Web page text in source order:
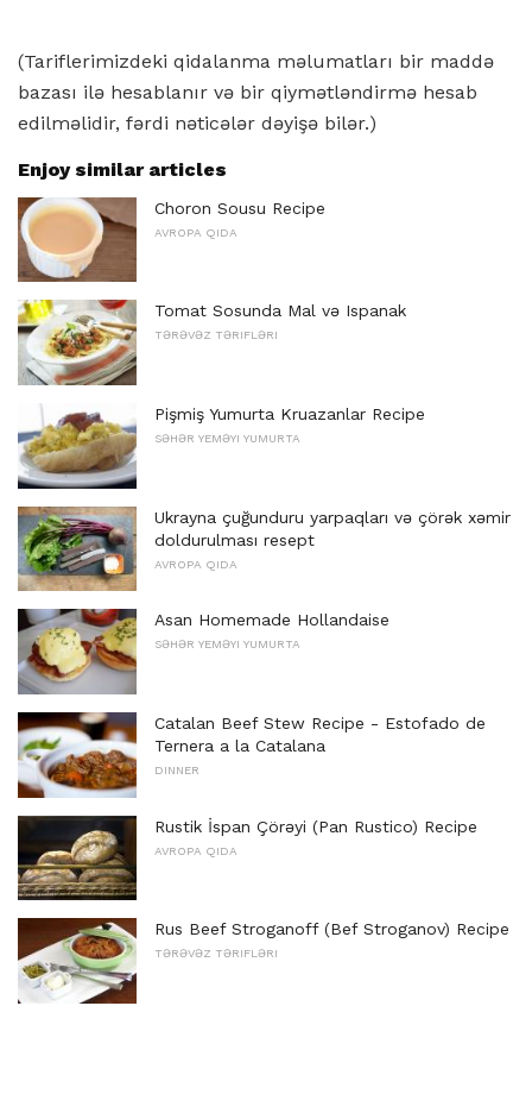
(Tariflerimizdeki qidalanma məlumatları bir maddə
bazası ilə hesablanır və bir qiymətləndirmə hesab
edilməlidir, fərdi nəticələr dəyişə bilər.)
Enjoy similar articles
Choron Sousu Recipe
AVROPA QIDA
Tomat Sosunda Mal və Ispanak
TƏRƏVƏZ TƏRIFLƏRI
Pişmiş Yumurta Kruazanlar Recipe
SƏHƏR YEMƏYI YUMURTA
Ukrayna çuğunduru yarpaqları və çörək xəmir
doldurulması resept
AVROPA QIDA
Asan Homemade Hollandaise
SƏHƏR YEMƏYI YUMURTA
Catalan Beef Stew Recipe - Estofado de
Ternera a la Catalana
DINNER
Rustik İspan Çörəyi (Pan Rustico) Recipe
AVROPA QIDA
Rus Beef Stroganoff (Bef Stroganov) Recipe
TƏRƏVƏZ TƏRIFLƏRI